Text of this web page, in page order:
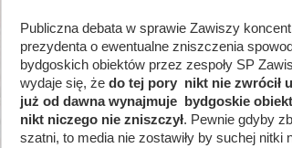
Publiczna debata w sprawie Zawiszy
prezydenta o ewentualne zniszczenia
bydgoskich obiektów przez zespoły SP
wydaje się, że do tej pory nikt nie zwrócił
już od dawna wynajmuje bydgoskie
nikt niczego nie zniszczył. Pewnie gdyby
szatni, to media nie zostawiły by suchej nitki